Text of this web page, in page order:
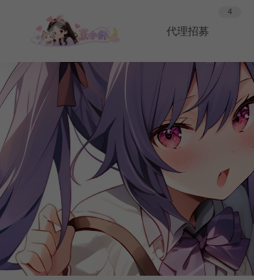
代理招募
4